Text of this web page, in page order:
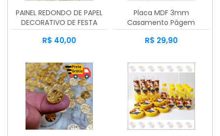
PAINEL REDONDO DE PAPEL
DECORATIVO DE FESTA
PAREDE
R$ 40,00
Placa MDF 3mm
Casamento Págem
Personalizado
R$ 29,90